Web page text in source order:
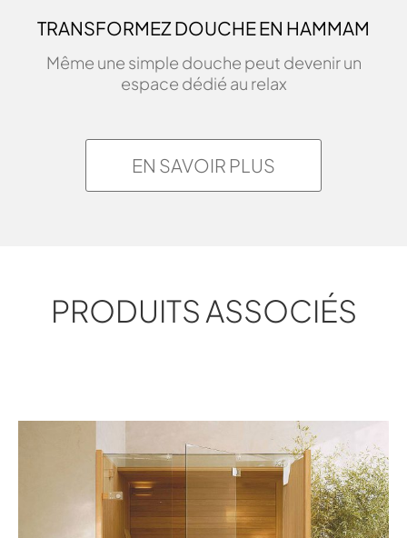
TRANSFORMEZ DOUCHE EN HAMMAM
Même une simple douche peut devenir un
espace dédié au relax
EN SAVOIR PLUS
PRODUITS ASSOCIÉS